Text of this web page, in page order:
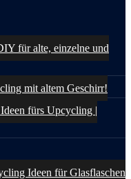
für alte, einzelne und
mit altem Geschirr!
fürs Upcycling |
Ideen für Glasflaschen